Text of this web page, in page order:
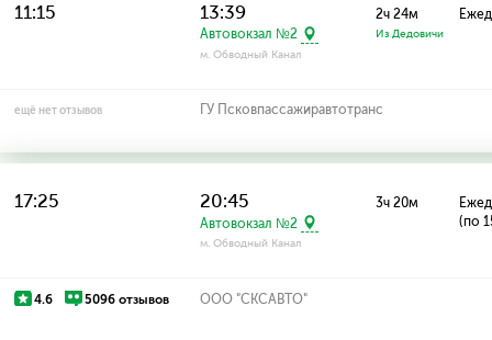
11:15 13:39
Автовокзал №2
м. Обводный Канал
2ч 24м
Из Дедовичи
ещё нет отзывов ГУ Псковпассажиравтотранс
17:25 20:45
Автовокзал №2
м. Обводный Канал
3ч 20м
(по
4.6 5096 отзывов ООО "СКСАВТО"